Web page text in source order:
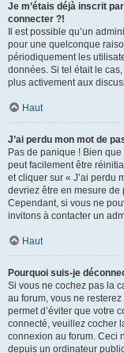
Je m’étais déjà inscrit
connecter ?!
Il est possible qu’un
pour une quelconque
périodiquement les
données. Si tel était le
plus activement aux
Haut
J’ai perdu mon mot de
Pas de panique ! Bien
peut facilement être
et cliquer sur « J’ai perdu
devriez être en mesure
Cependant, si vous ne
invitons à contacter un
Haut
Pourquoi suis-je
Si vous ne cochez pas la
au forum, vous ne
permet d’éviter que votre
connecté, veuillez cocher
connexion au forum. Ceci
depuis un ordinateur